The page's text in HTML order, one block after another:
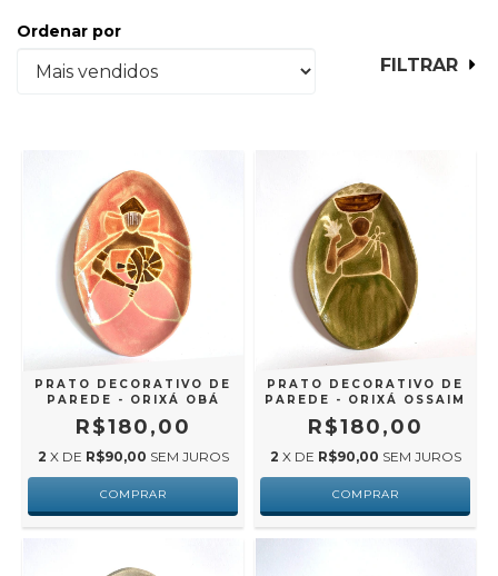
Ordenar por
FILTRAR
PRATO DECORATIVO DE
PAREDE - ORIXÁ OBÁ
R$180,00
2 X DE R$90,00 SEM JUROS
PRATO DECORATIVO DE
PAREDE - ORIXÁ OSSAIM
R$180,00
2 X DE R$90,00 SEM JUROS